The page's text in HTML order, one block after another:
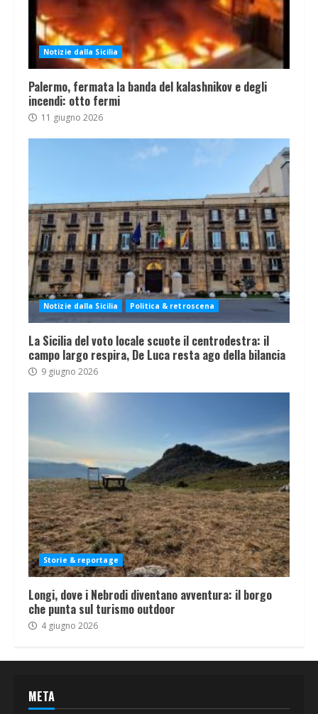
Notizie dalla Sicilia
Palermo, fermata la banda del kalashnikov e degli
incendi: otto fermi
11 giugno 2026
Notizie dalla Sicilia Politica & retroscena
La Sicilia del voto locale scuote il centrodestra: il
campo largo respira, De Luca resta ago della bilancia
9 giugno 2026
Storie & reportage
Longi, dove i Nebrodi diventano avventura: il borgo
che punta sul turismo outdoor
4 giugno 2026
META